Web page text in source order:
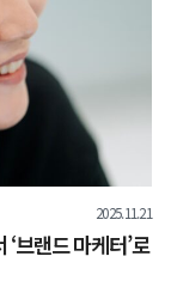
2025.11.21
브랜드 마케터’로